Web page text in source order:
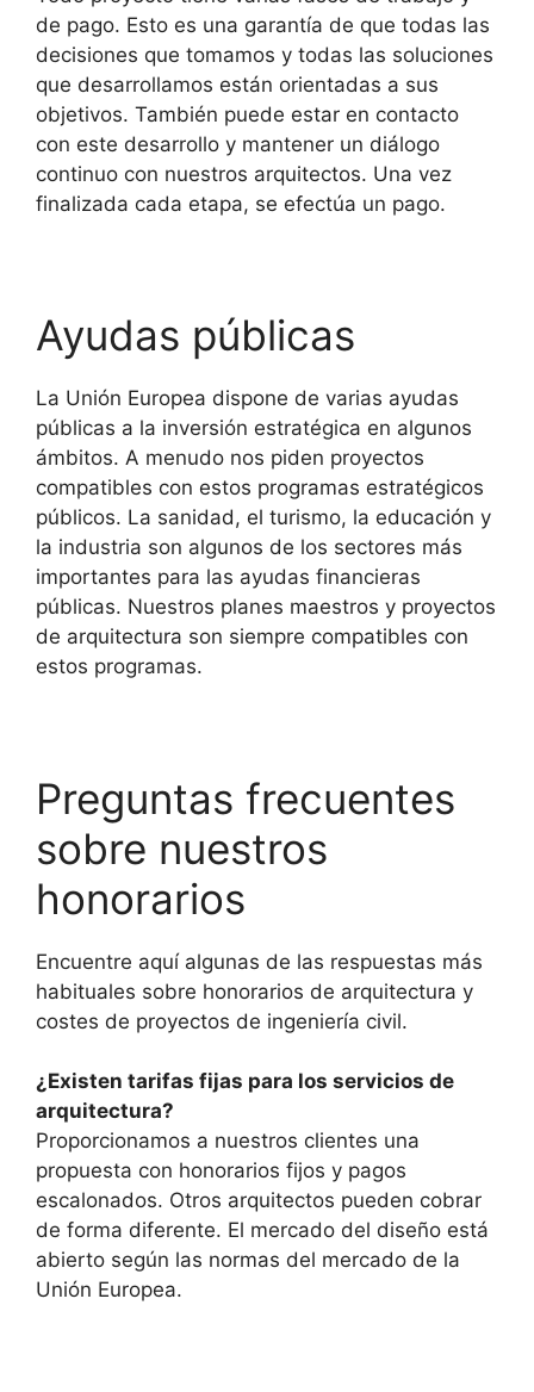
de pago. Esto es una garantía de que todas las
decisiones que tomamos y todas las soluciones
que desarrollamos están orientadas a sus
objetivos. También puede estar en contacto
con este desarrollo y mantener un diálogo
continuo con nuestros arquitectos. Una vez
finalizada cada etapa, se efectúa un pago.
Ayudas públicas
La Unión Europea dispone de varias ayudas
públicas a la inversión estratégica en algunos
ámbitos. A menudo nos piden proyectos
compatibles con estos programas estratégicos
públicos. La sanidad, el turismo, la educación y
la industria son algunos de los sectores más
importantes para las ayudas financieras
públicas. Nuestros planes maestros y proyectos
de arquitectura son siempre compatibles con
estos programas.
Preguntas frecuentes
sobre nuestros
honorarios
Encuentre aquí algunas de las respuestas más
habituales sobre honorarios de arquitectura y
costes de proyectos de ingeniería civil.
¿Existen tarifas fijas para los servicios de
arquitectura?
Proporcionamos a nuestros clientes una
propuesta con honorarios fijos y pagos
escalonados. Otros arquitectos pueden cobrar
de forma diferente. El mercado del diseño está
abierto según las normas del mercado de la
Unión Europea.